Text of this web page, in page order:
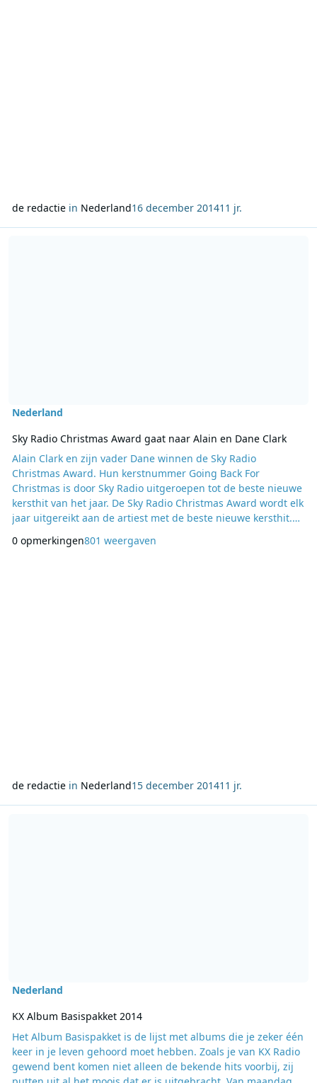
de redactiein Nederland16 december 201411 jr.
Nederland
Sky Radio Christmas Award gaat naar Alain en Dane Clark
Alain Clark en zijn vader Dane winnen de Sky Radio
Christmas Award. Hun kerstnummer Going Back For
Christmas is door Sky Radio uitgeroepen tot de beste nieuwe
kersthit van het jaar. De Sky Radio Christmas Award wordt elk
jaar uitgereikt aan de artiest met de beste nieuwe kersthit.
jaar ging de award naar de finalisten van The Voice Of
0 opmerkingen801 weergaven
de redactiein Nederland15 december 201411 jr.
Nederland
KX Album Basispakket 2014
Het Album Basispakket is de lijst met albums die je zeker één
keer in je leven gehoord moet hebben. Zoals je van KX Radio
gewend bent komen niet alleen de bekende hits voorbij, zij